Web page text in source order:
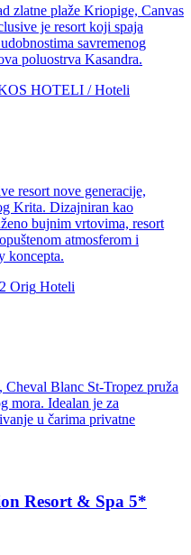
zlatne plaže Kriopige, Canvas
je resort koji spaja
savremenog
poluostrva Kasandra.
HOTELI / Hoteli
resort nove generacije,
Krita. Dizajniran kao
bujnim vrtovima, resort
atmosferom i
koncepta.
Hoteli
Cheval Blanc St-Tropez pruža
mora. Idealan je za
u čarima privatne
Resort & Spa 5*